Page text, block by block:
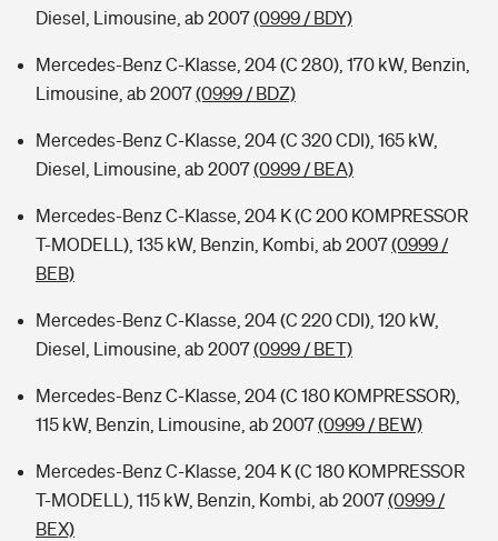
Diesel, Limousine, ab 2007(0999 / BDY)
Mercedes-Benz C-Klasse, 204 (C 280), 170 kW, Benzin,
Limousine, ab 2007(0999 / BDZ)
Mercedes-Benz C-Klasse, 204 (C 320 CDI), 165 kW,
Diesel, Limousine, ab 2007(0999 / BEA)
Mercedes-Benz C-Klasse, 204 K (C 200 KOMPRESSOR
T-MODELL), 135 kW, Benzin, Kombi, ab 2007(0999 /
BEB)
Mercedes-Benz C-Klasse, 204 (C 220 CDI), 120 kW,
Diesel, Limousine, ab 2007(0999 / BET)
Mercedes-Benz C-Klasse, 204 (C 180 KOMPRESSOR),
115 kW, Benzin, Limousine, ab 2007(0999 / BEW)
Mercedes-Benz C-Klasse, 204 K (C 180 KOMPRESSOR
T-MODELL), 115 kW, Benzin, Kombi, ab 2007(0999 /
BEX)